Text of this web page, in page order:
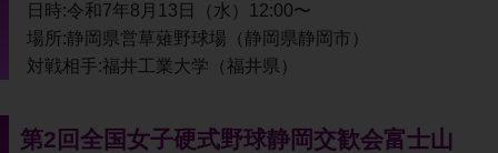
日時:令和7年8月13日（水）12:00〜
場所:静岡県営草薙野球場（静岡県静岡市）
対戦相手:福井工業大学（福井県）
第2回全国女子硬式野球静岡交歓会富士山